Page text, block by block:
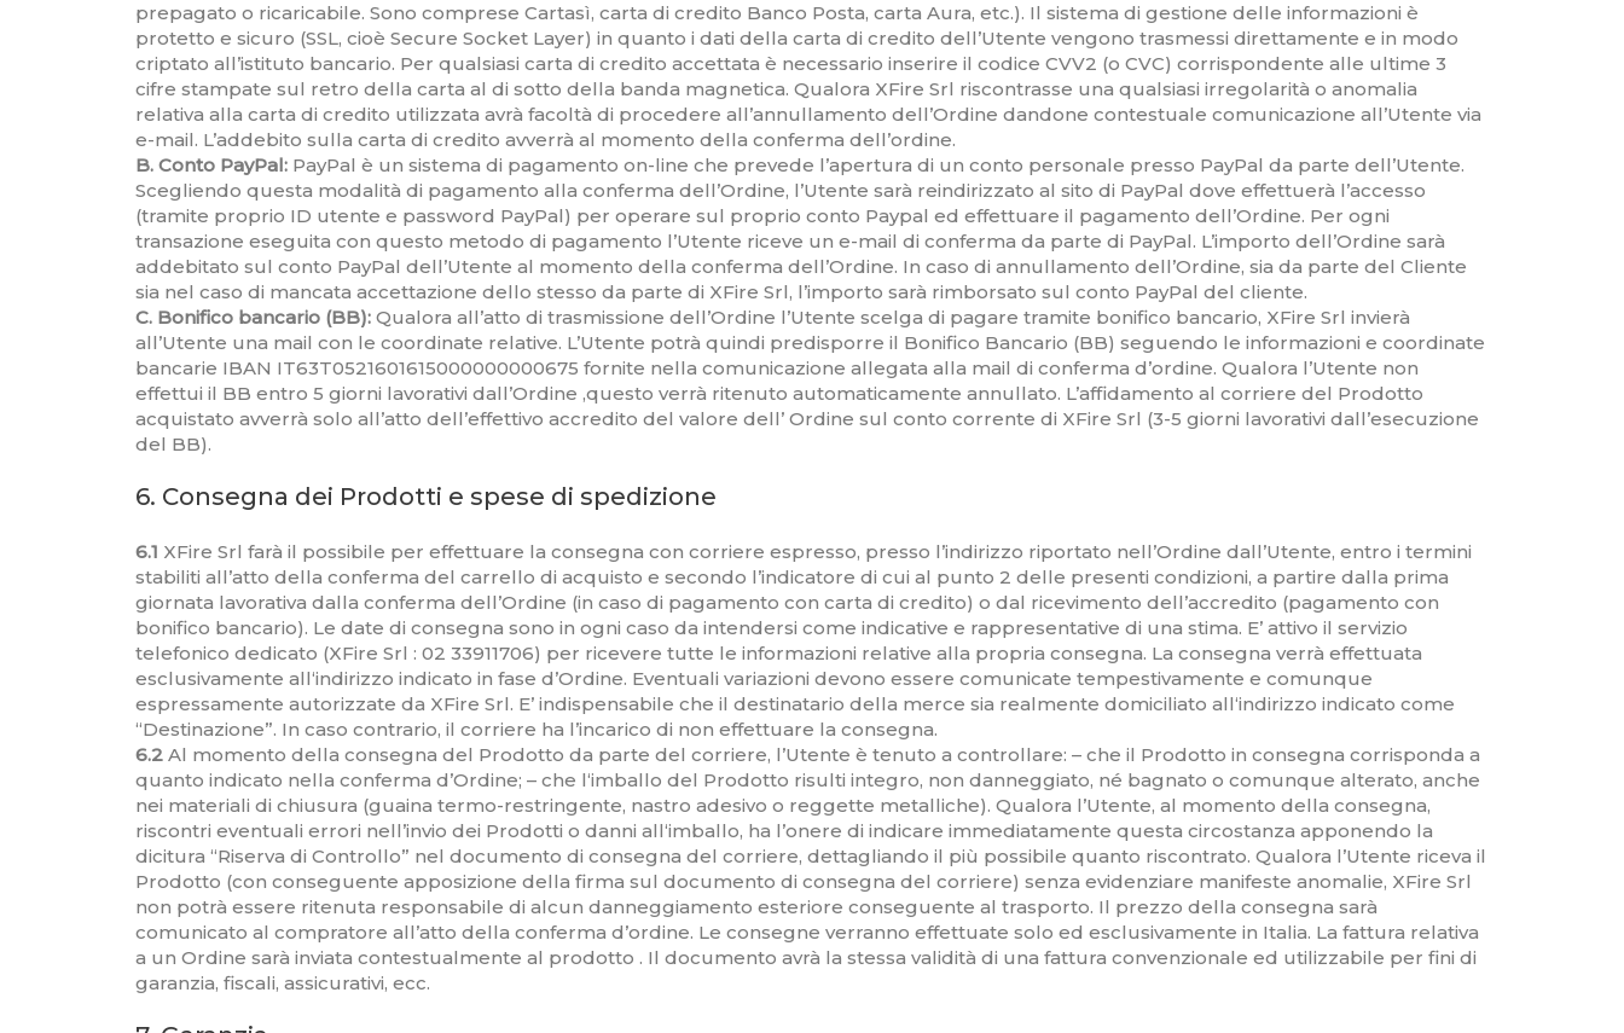
prepagato o ricaricabile. Sono comprese Cartasì, carta di credito Banco Posta, carta Aura, etc.). Il sistema di gestione delle informazioni è
protetto e sicuro (SSL, cioè Secure Socket Layer) in quanto i dati della carta di credito dell’Utente vengono trasmessi direttamente e in modo
criptato all’istituto bancario. Per qualsiasi carta di credito accettata è necessario inserire il codice CVV2 (o CVC) corrispondente alle ultime 3
cifre stampate sul retro della carta al di sotto della banda magnetica. Qualora XFire Srl riscontrasse una qualsiasi irregolarità o anomalia
relativa alla carta di credito utilizzata avrà facoltà di procedere all’annullamento dell’Ordine dandone contestuale comunicazione all’Utente via
e-mail. L’addebito sulla carta di credito avverrà al momento della conferma dell’ordine.
B. Conto PayPal: PayPal è un sistema di pagamento on-line che prevede l’apertura di un conto personale presso PayPal da parte dell’Utente.
Scegliendo questa modalità di pagamento alla conferma dell’Ordine, l’Utente sarà reindirizzato al sito di PayPal dove effettuerà l’accesso
(tramite proprio ID utente e password PayPal) per operare sul proprio conto Paypal ed effettuare il pagamento dell’Ordine. Per ogni
transazione eseguita con questo metodo di pagamento l’Utente riceve un e-mail di conferma da parte di PayPal. L’importo dell’Ordine sarà
addebitato sul conto PayPal dell’Utente al momento della conferma dell’Ordine. In caso di annullamento dell’Ordine, sia da parte del Cliente
sia nel caso di mancata accettazione dello stesso da parte di XFire Srl, l’importo sarà rimborsato sul conto PayPal del cliente.
C. Bonifico bancario (BB): Qualora all’atto di trasmissione dell’Ordine l’Utente scelga di pagare tramite bonifico bancario, XFire Srl invierà
all’Utente una mail con le coordinate relative. L’Utente potrà quindi predisporre il Bonifico Bancario (BB) seguendo le informazioni e coordinate
bancarie IBAN IT63T0521601615000000000675 fornite nella comunicazione allegata alla mail di conferma d’ordine. Qualora l’Utente non
effettui il BB entro 5 giorni lavorativi dall’Ordine ,questo verrà ritenuto automaticamente annullato. L’affidamento al corriere del Prodotto
acquistato avverrà solo all’atto dell’effettivo accredito del valore dell’ Ordine sul conto corrente di XFire Srl (3-5 giorni lavorativi dall’esecuzione
del BB).
6. Consegna dei Prodotti e spese di spedizione
6.1 XFire Srl farà il possibile per effettuare la consegna con corriere espresso, presso l’indirizzo riportato nell’Ordine dall’Utente, entro i termini
stabiliti all’atto della conferma del carrello di acquisto e secondo l’indicatore di cui al punto 2 delle presenti condizioni, a partire dalla prima
giornata lavorativa dalla conferma dell’Ordine (in caso di pagamento con carta di credito) o dal ricevimento dell’accredito (pagamento con
bonifico bancario). Le date di consegna sono in ogni caso da intendersi come indicative e rappresentative di una stima. E’ attivo il servizio
telefonico dedicato (XFire Srl : 02 33911706) per ricevere tutte le informazioni relative alla propria consegna. La consegna verrà effettuata
esclusivamente all‘indirizzo indicato in fase d’Ordine. Eventuali variazioni devono essere comunicate tempestivamente e comunque
espressamente autorizzate da XFire Srl. E’ indispensabile che il destinatario della merce sia realmente domiciliato all‘indirizzo indicato come
“Destinazione”. In caso contrario, il corriere ha l’incarico di non effettuare la consegna.
6.2 Al momento della consegna del Prodotto da parte del corriere, l’Utente è tenuto a controllare: – che il Prodotto in consegna corrisponda a
quanto indicato nella conferma d’Ordine; – che l‘imballo del Prodotto risulti integro, non danneggiato, né bagnato o comunque alterato, anche
nei materiali di chiusura (guaina termo-restringente, nastro adesivo o reggette metalliche). Qualora l’Utente, al momento della consegna,
riscontri eventuali errori nell’invio dei Prodotti o danni all‘imballo, ha l’onere di indicare immediatamente questa circostanza apponendo la
dicitura “Riserva di Controllo” nel documento di consegna del corriere, dettagliando il più possibile quanto riscontrato. Qualora l’Utente riceva il
Prodotto (con conseguente apposizione della firma sul documento di consegna del corriere) senza evidenziare manifeste anomalie, XFire Srl
non potrà essere ritenuta responsabile di alcun danneggiamento esteriore conseguente al trasporto. Il prezzo della consegna sarà
comunicato al compratore all’atto della conferma d’ordine. Le consegne verranno effettuate solo ed esclusivamente in Italia. La fattura relativa
a un Ordine sarà inviata contestualmente al prodotto . Il documento avrà la stessa validità di una fattura convenzionale ed utilizzabile per fini di
garanzia, fiscali, assicurativi, ecc.